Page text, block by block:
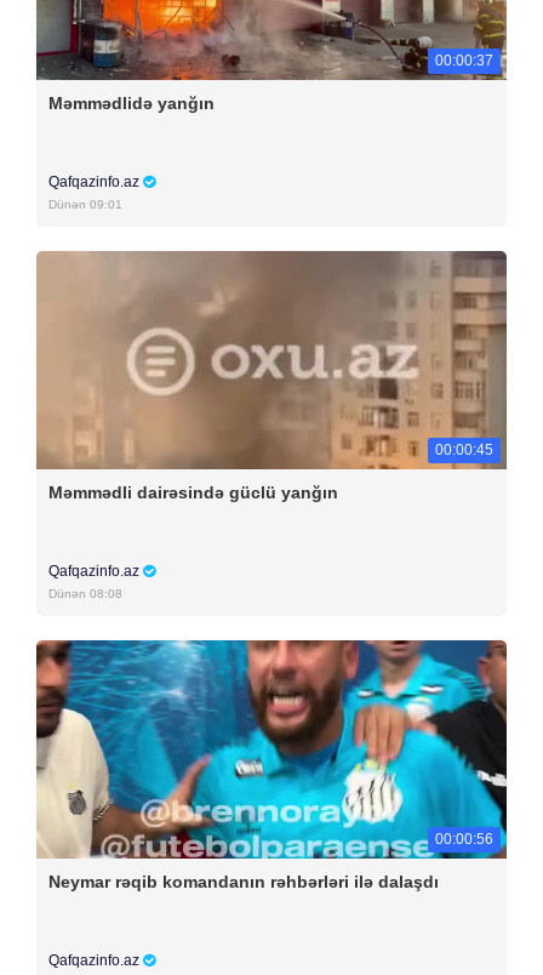
00:00:37
Məmmədlidə yanğın
Qafqazinfo.az
Dünən 09:01
00:00:45
Məmmədli dairəsində güclü yanğın
Qafqazinfo.az
Dünən 08:08
00:00:56
Neymar rəqib komandanın rəhbərləri ilə dalaşdı
Qafqazinfo.az